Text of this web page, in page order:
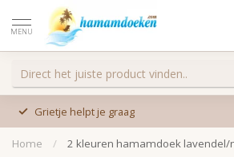
MENU
Grietje helpt je graag
Home / 2 kleuren hamamdoek